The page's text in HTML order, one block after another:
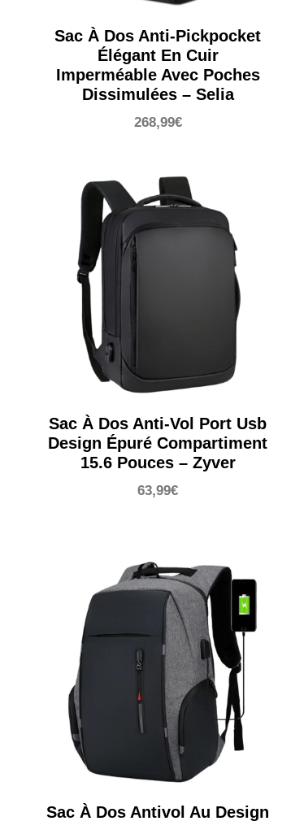
Sac À Dos Anti-Pickpocket
Élégant En Cuir
Imperméable Avec Poches
Dissimulées – Selia
268,99€
Sac À Dos Anti-Vol Port Usb
Design Épuré Compartiment
15.6 Pouces – Zyver
63,99€
Sac À Dos Antivol Au Design